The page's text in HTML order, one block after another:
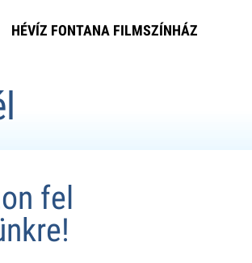
HÉVÍZ FONTANA FILMSZÍNHÁZ
fel